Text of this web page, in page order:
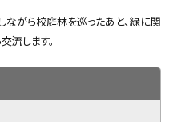
がら校庭林を巡ったあと、緑に関
流します。